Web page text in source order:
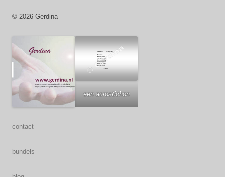
© 2026 Gerdina
een acrostichon
contact
bundels